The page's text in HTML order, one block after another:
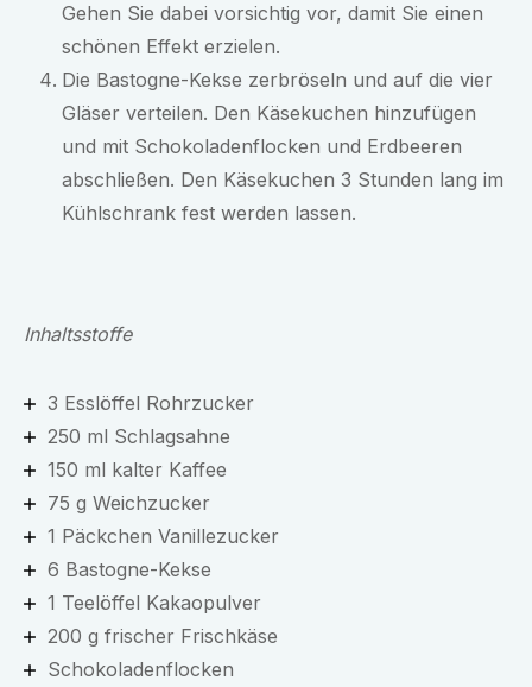
Gehen Sie dabei vorsichtig vor, damit Sie einen
schönen Effekt erzielen.
Die Bastogne-Kekse zerbröseln und auf die vier
Gläser verteilen. Den Käsekuchen hinzufügen
und mit Schokoladenflocken und Erdbeeren
abschließen. Den Käsekuchen 3 Stunden lang im
Kühlschrank fest werden lassen.
Inhaltsstoffe
3 Esslöffel Rohrzucker
250 ml Schlagsahne
150 ml kalter Kaffee
75 g Weichzucker
1 Päckchen Vanillezucker
6 Bastogne-Kekse
1 Teelöffel Kakaopulver
200 g frischer Frischkäse
Schokoladenflocken